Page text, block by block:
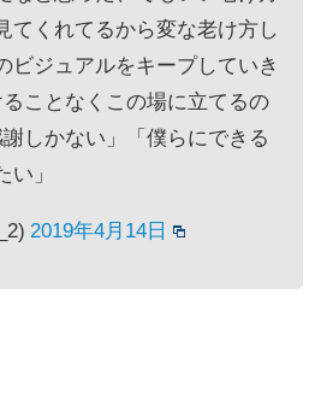
てくれてるから変な老け方し
ビジュアルをキープしていき
ことなくこの場に立てるの
しかない」「僕らにできる
い」
2019年4月14日